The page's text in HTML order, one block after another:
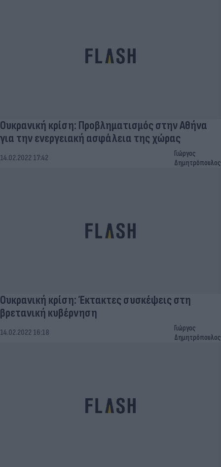
Ουκρανική κρίση: Προβληματισμός στην Αθήνα
για την ενεργειακή ασφάλεια της χώρας
14.02.2022 17:42
Γιώργος
Δημητρόπουλος
Ουκρανική κρίση: Έκτακτες συσκέψεις στη
βρετανική κυβέρνηση
14.02.2022 16:18
Γιώργος
Δημητρόπουλος